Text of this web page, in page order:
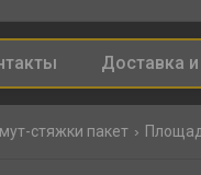
Доставка
стяжки пакет